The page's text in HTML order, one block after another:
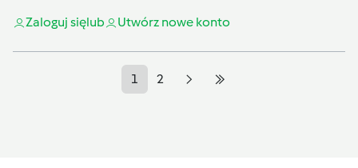
Zaloguj sięlub Utwórz nowe konto
1 2